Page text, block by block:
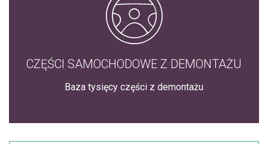
CZĘŚCI SAMOCHODOWE Z DEMONTAŻU
Baza tysięcy części z demontażu